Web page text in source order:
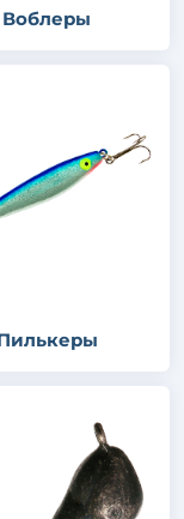
Воблеры